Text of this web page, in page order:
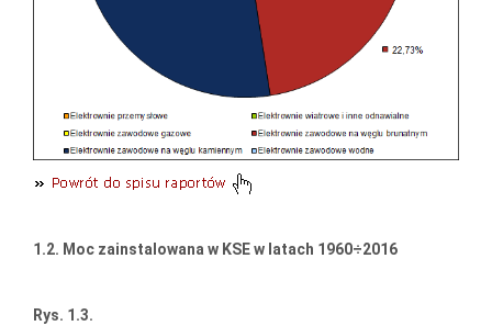
1.2. Moc zainstalowana w KSE w latach 1960÷2016
Rys. 1.3.